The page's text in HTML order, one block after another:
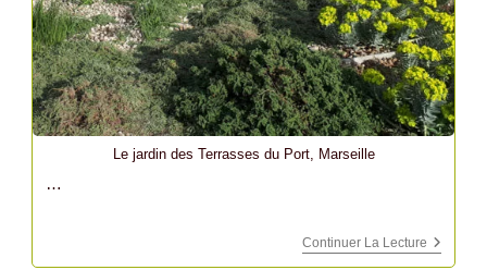
Le jardin des Terrasses du Port, Marseille
…
Continuer La LectureLes